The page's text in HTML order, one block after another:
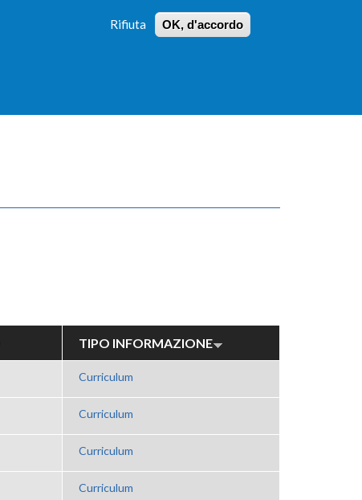
Rifiuta OK, d'accordo
RICERCA
TIPO INFORMAZIONE
Curriculum
Curriculum
Curriculum
Curriculum